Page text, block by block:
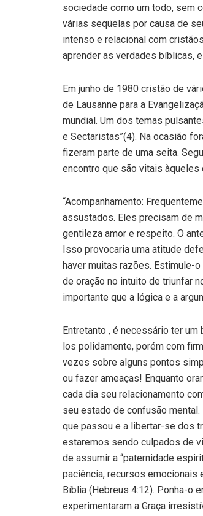
sociedade como um todo, sem
várias seqüelas por causa de
intenso e relacional com
aprender as verdades bíblicas,
Em junho de 1980 cristão de
de Lausanne para a
mundial. Um dos temas
e Sectaristas”(4). Na ocasião
fizeram parte de uma seita.
encontro que são vitais àqueles
“Acompanhamento:
assustados. Eles precisam de
gentileza amor e respeito. O
Isso provocaria uma atitude
haver muitas razões. Estimule-
de oração no intuito de triunfar
importante que a lógica e a
Entretanto , é necessário ter
los polidamente, porém com
vezes sobre alguns pontos
ou fazer ameaças! Enquanto
cada dia seu relacionamento
seu estado de confusão
que passou e a libertar-se dos
estaremos sendo culpados de
de assumir a “paternidade
paciência, recursos emocionais
Bíblia (Hebreus 4:12). Ponha-o
experimentaram a Graça